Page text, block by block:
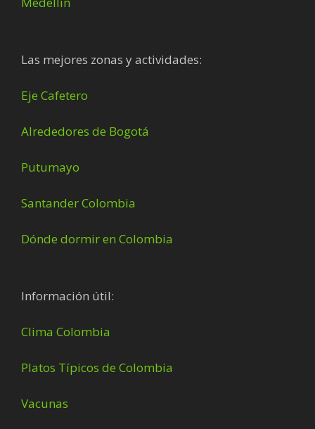
Las mejores zonas y actividades:
Eje Cafetero
Alrededores de Bogotá
Putumayo
Santander Colombia
Dónde dormir en Colombia
Información útil:
Clima Colombia
Platos Típicos de Colombia
Vacunas